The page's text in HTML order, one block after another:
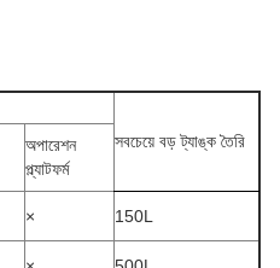
সবচেয়ে বড় ট্যাঙ্ক তৈরি
অপারেশন
প্ল্যাটফর্ম
×
150L